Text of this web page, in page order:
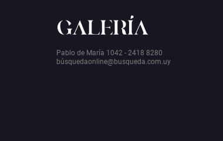
Pablo de María 1042 - 2418 8280
búsquedaonline@busqueda.com.uy